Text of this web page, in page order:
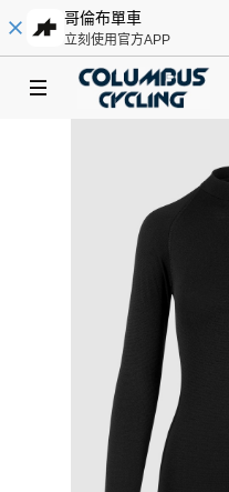
哥倫布單車
立刻使用官方APP